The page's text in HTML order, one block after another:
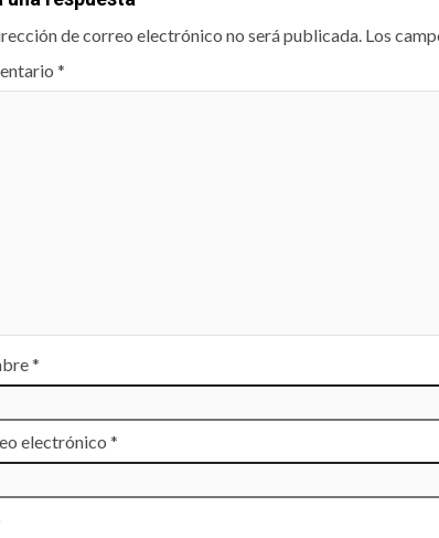
de correo electrónico no será publicada. Los
*
*
electrónico*